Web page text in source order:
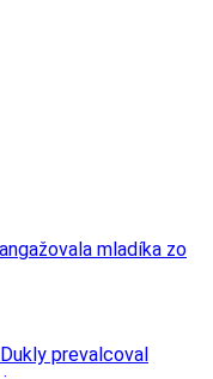
mladíka zo
prevalcoval